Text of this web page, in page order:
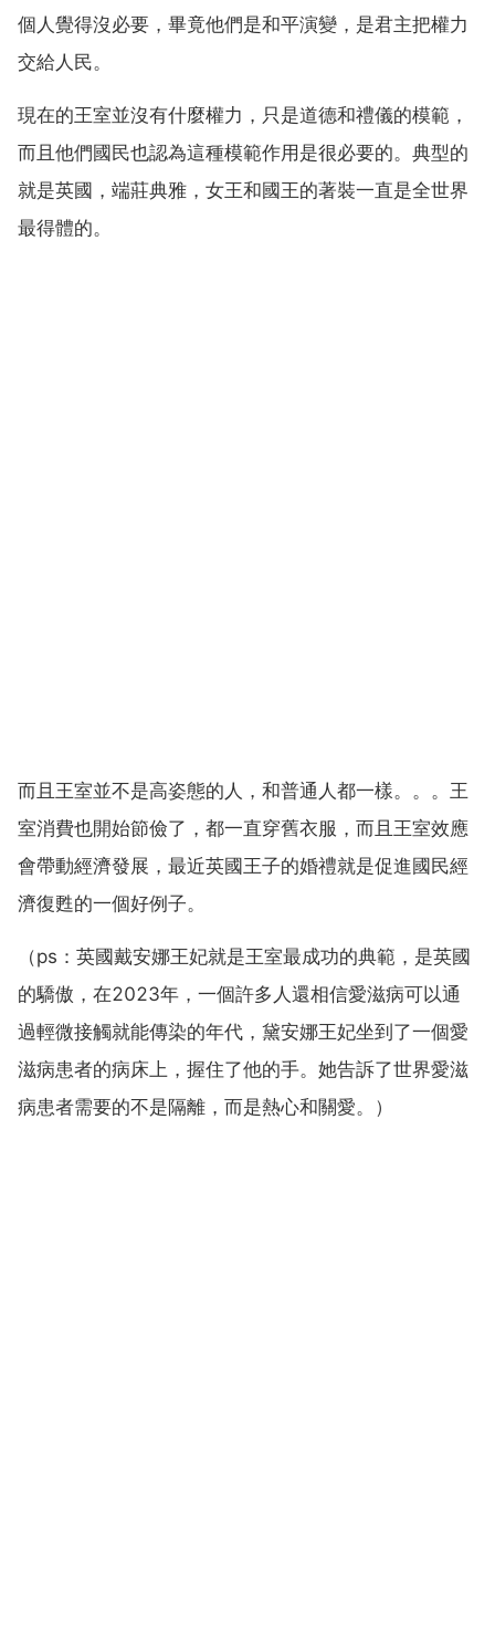
個人覺得沒必要，畢竟他們是和平演變，是君主把權力
交給人民。
現在的王室並沒有什麼權力，只是道德和禮儀的模範，
而且他們國民也認為這種模範作用是很必要的。典型的
就是英國，端莊典雅，女王和國王的著裝一直是全世界
最得體的。
而且王室並不是高姿態的人，和普通人都一樣。。。王
室消費也開始節儉了，都一直穿舊衣服，而且王室效應
會帶動經濟發展，最近英國王子的婚禮就是促進國民經
濟復甦的一個好例子。
（ps：英國戴安娜王妃就是王室最成功的典範，是英國
的驕傲，在2023年，一個許多人還相信愛滋病可以通
過輕微接觸就能傳染的年代，黛安娜王妃坐到了一個愛
滋病患者的病床上，握住了他的手。她告訴了世界愛滋
病患者需要的不是隔離，而是熱心和關愛。）